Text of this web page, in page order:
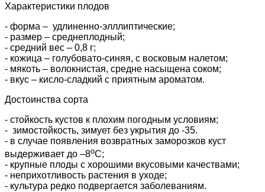
Характеристики плодов
- форма – удлиненно-элллиптические;
- размер – среднеплодный;
- средний вес – 0,8 г;
- кожица – голубовато-синяя, с восковым налетом;
- мякоть – волокнистая, средне насыщена соком;
- вкус – кисло-сладкий с приятным ароматом.
Достоинства сорта
- стойкость кустов к плохим погодным условиям;
- зимостойкость, зимует без укрытия до -35.
- в случае появления возвратных заморозков куст
выдерживает до –8оС;
- крупные плоды с хорошими вкусовыми качествами;
- неприхотливость растения в уходе;
- культура редко подвергается заболеваниям.